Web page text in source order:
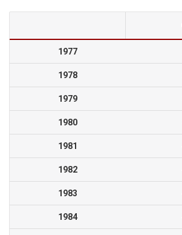
1977
1978
1979
1980
1981
1982
1983
1984